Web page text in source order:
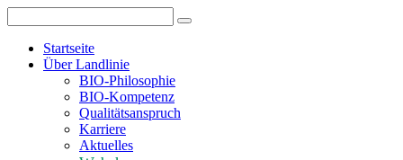
Startseite
Über Landlinie
BIO-Philosophie
BIO-Kompetenz
Qualitätsanspruch
Karriere
Aktuelles